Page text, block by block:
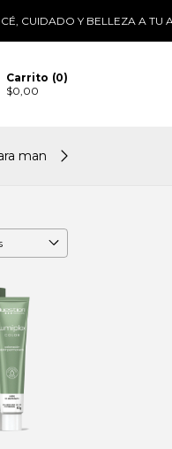
Y BELLEZA A TU
Carrito (0)
$0,00
manicura